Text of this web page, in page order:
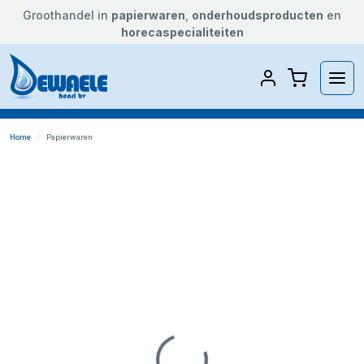
Groothandel in papierwaren onderhoudsproducten en
horecaspecialiteiten
Home Papierwaren
Loading...